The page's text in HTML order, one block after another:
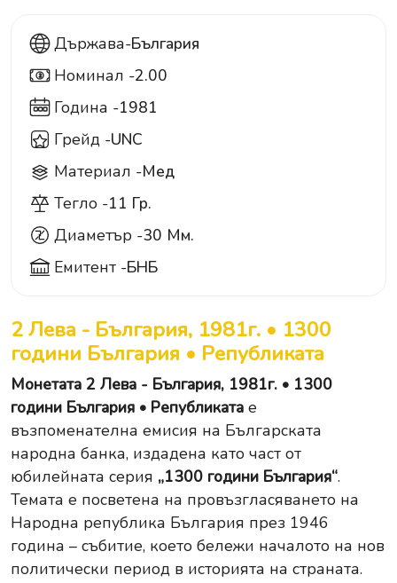
Държава-България
2 Номинал -2.00
Година -1981
Грейд -UNC
Материал -Мед
Тегло -11 Гр.
Диаметър -30 Мм.
Емитент -БНБ
2 Лева - България, 1981г. • 1300
години България • Републиката
Монетата 2 Лева - България, 1981г. • 1300
години България • Републиката е
възпоменателна емисия на Българската
народна банка, издадена като част от
юбилейната серия „1300 години България“.
Темата е посветена на провъзгласяването на
Народна република България през 1946
година – събитие, което бележи началото на нов
политически период в историята на страната.